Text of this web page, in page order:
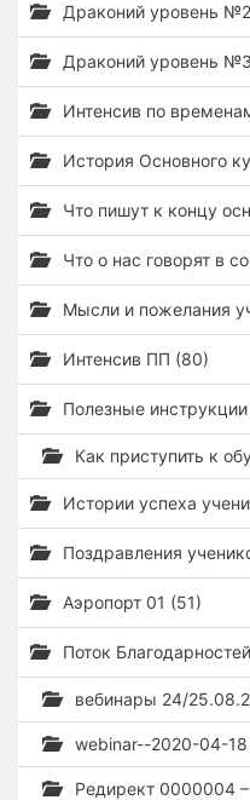
Драконий уровень
Драконий уровень
Интенсив по
История Основного
Что пишут к концу
Что о нас говорят в
Мысли и пожелания
Интенсив ПП (80)
Полезные
Как приступить к
Истории успеха
Поздравления
Аэропорт 01 (51)
Поток
вебинары 24/
webinar--2020-04-18
Редирект 0000004